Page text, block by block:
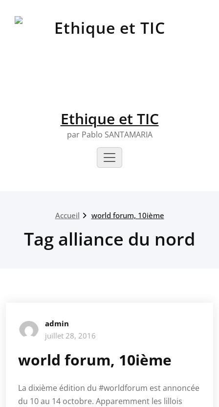
Ethique et TIC
par Pablo SANTAMARIA
Accueil world forum, 10ième
Tag alliance du nord
admin
juillet 28, 2016
world forum, 10ième
La dixième édition du #worldforum est annoncée
du 10 au 14 octobre. Apparemment les lillois